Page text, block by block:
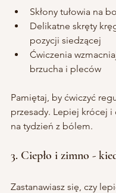
Skłony tułowia na
Delikatne skręty
pozycji siedzącej
Ćwiczenia
brzucha i pleców
Pamiętaj, by ćwiczyć
przesady. Lepiej krócej i
na tydzień z bólem.
3. Ciepło i zimno -
Zastanawiasz się, czy